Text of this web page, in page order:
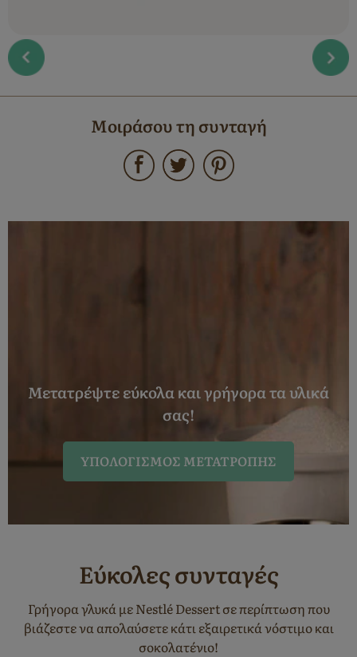
Μοιράσου τη συνταγή
Μετατρέψτε εύκολα και γρήγορα τα υλικά
σας!
ΥΠΟΛΟΓΙΣΜΌΣ ΜΕΤΑΤΡΟΠΉΣ
Εύκολες συνταγές
Γρήγορα γλυκά με Nestlé Dessert σε περίπτωση που
βιάζεστε να απολαύσετε κάτι εξαιρετικά νόστιμο και
σοκολατένιο!